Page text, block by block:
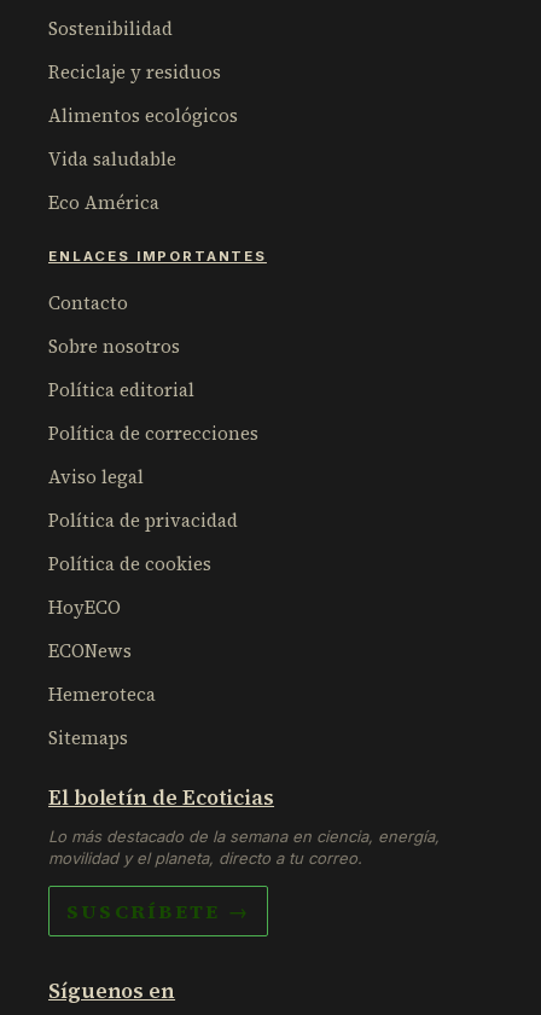
Sostenibilidad
Reciclaje y residuos
Alimentos ecológicos
Vida saludable
Eco América
ENLACES IMPORTANTES
Contacto
Sobre nosotros
Política editorial
Política de correcciones
Aviso legal
Política de privacidad
Política de cookies
HoyECO
ECONews
Hemeroteca
Sitemaps
El boletín de Ecoticias
Lo más destacado de la semana en ciencia, energía,
movilidad y el planeta, directo a tu correo.
SUSCRÍBETE →
Síguenos en